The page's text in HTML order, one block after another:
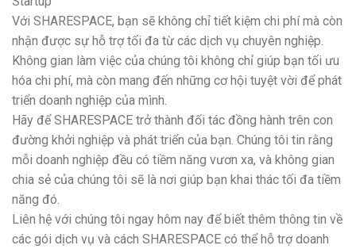
Với SHARESPACE, bạn sẽ không chỉ tiết kiệm chi phí mà còn
nhận được sự hỗ trợ tối đa từ các dịch vụ chuyên nghiệp.
Không gian làm việc của chúng tôi không chỉ giúp bạn tối ưu
hóa chi phí, mà còn mang đến những cơ hội tuyệt vời để phát
triển doanh nghiệp của mình.
Hãy để SHARESPACE trở thành đối tác đồng hành trên con
đường khởi nghiệp và phát triển của bạn. Chúng tôi tin rằng
mỗi doanh nghiệp đều có tiềm năng vươn xa, và không gian
chia sẻ của chúng tôi sẽ là nơi giúp bạn khai thác tối đa tiềm
năng đó.
Liên hệ với chúng tôi ngay hôm nay để biết thêm thông tin về
các gói dịch vụ và cách SHARESPACE có thể hỗ trợ doanh